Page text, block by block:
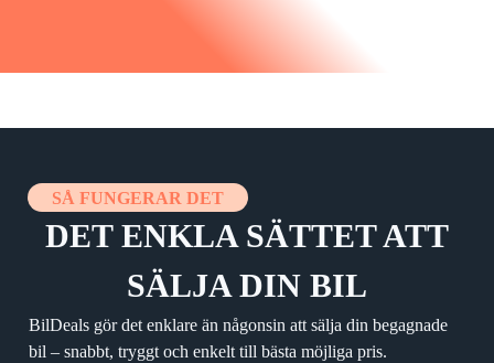
SÅ FUNGERAR DET
DET ENKLA SÄTTET ATT
SÄLJA DIN BIL
BilDeals gör det enklare än någonsin att sälja din begagnade
bil – snabbt, tryggt och enkelt till bästa möjliga pris.